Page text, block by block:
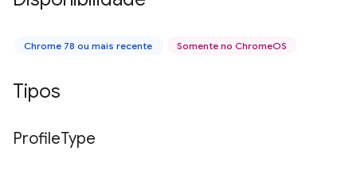
Chrome 78 ou mais recente Somente no ChromeOS
Tipos
ProfileType